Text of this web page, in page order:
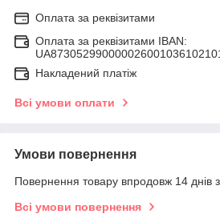
Оплата за реквізитами
Оплата за реквізитами IBAN:
Накладений платіж
Всі умови оплати
Умови повернення
Повернення товару впродовж 14 днів
Всі умови повернення